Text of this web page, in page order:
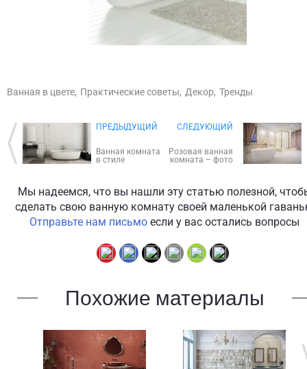
Ванная в цвете, Практические советы, Декор, Тренды
ПРЕДЫДУЩИЙ
Ванная комната
в стиле
современном
CЛЕДУЮЩИЙ
Розовая ванная
комната – фото
Мы надеемся, что вы нашли эту статью полезной,
сделать свою ванную комнату своей маленькой
Отправьте нам письмо если у вас остались вопросы
Похожие материалы